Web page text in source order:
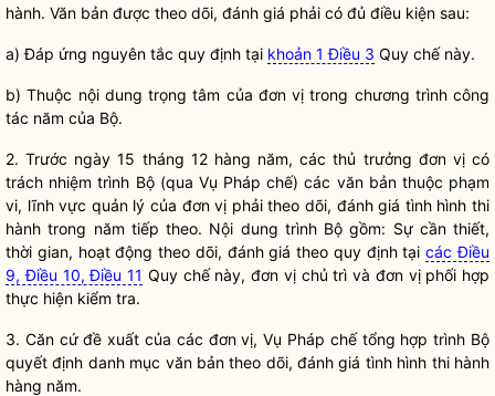
hành. Văn bản được theo dõi, đánh giá phải có đủ điều kiện sau:
a) Đáp ứng nguyên tắc quy định tại khoản 1 Điều 3 Quy chếnày.
b) Thuộc nội dung trọng tâm của đơn vị trong chương trình công
tác năm của Bộ.
2. Trước ngày 15 tháng 12 hàng năm, các thủ trưởng đơn vị có
trách nhiệm trình Bộ (qua Vụ Pháp chế) các văn bản thuộc phạm
vi, lĩnh vực quản lý của đơn vị phải theo dõi, đánh giá tình hình thi
hành trong năm tiếp theo. Nội dung trình Bộ gồm: Sự cần thiết,
thời gian, hoạt động theo dõi, đánh giá theo quy định tạicác Điều
9, Điều 10, Điều 11 Quy chếnày, đơn vị chủ trì và đơn vị phối hợp
thực hiện kiểm tra.
3. Căn cứ đề xuất của các đơn vị, Vụ Pháp chếtổng hợp trình Bộ
quyết định danh mục văn bản theo dõi, đánh giá tình hình thi hành
hàng năm.